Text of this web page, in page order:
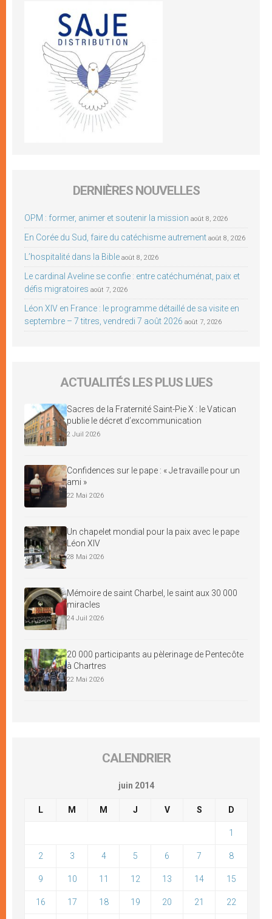
DERNIÈRES NOUVELLES
OPM : former, animer et soutenir la mission août 8, 2026
En Corée du Sud, faire du catéchisme autrement août 8, 2026
L’hospitalité dans la Bible août 8, 2026
Le cardinal Aveline se confie : entre catéchuménat, paix et
défis migratoires août 7, 2026
Léon XIV en France : le programme détaillé de sa visite en
septembre – 7 titres, vendredi 7 août 2026 août 7, 2026
ACTUALITÉS LES PLUS LUES
Sacres de la Fraternité Saint-Pie X : le Vatican
publie le décret d’excommunication
2 Juil 2026
Confidences sur le pape : « Je travaille pour un
ami »
22 Mai 2026
Un chapelet mondial pour la paix avec le pape
Léon XIV
28 Mai 2026
Mémoire de saint Charbel, le saint aux 30 000
miracles
24 Juil 2026
20 000 participants au pèlerinage de Pentecôte
à Chartres
22 Mai 2026
CALENDRIER
juin 2014
L M M J V S D
1
2 3 4 5 6 7 8
9 10 11 12 13 14 15
16 17 18 19 20 21 22